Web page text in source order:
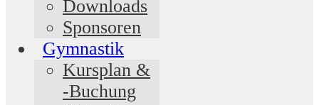
Downloads
Sponsoren
Gymnastik
Kursplan &
-Buchung